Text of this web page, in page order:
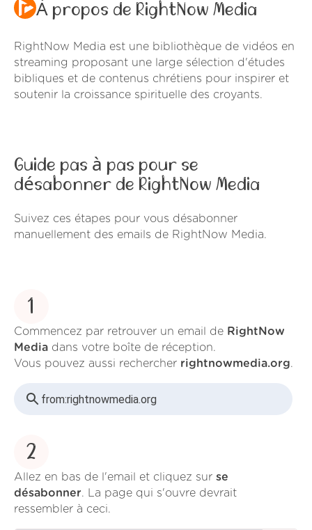
À propos de RightNow Media
RightNow Media est une bibliothèque de vidéos en
streaming proposant une large sélection d'études
bibliques et de contenus chrétiens pour inspirer et
soutenir la croissance spirituelle des croyants.
Guide pas à pas pour se
désabonner de RightNow Media
Suivez ces étapes pour vous désabonner
manuellement des emails de RightNow Media.
1
Commencez par retrouver un email de RightNow
Media dans votre boîte de réception.
Vous pouvez aussi rechercher rightnowmedia.org.
from:rightnowmedia.org
2
Allez en bas de l'email et cliquez sur se
désabonner. La page qui s'ouvre devrait
ressembler à ceci.